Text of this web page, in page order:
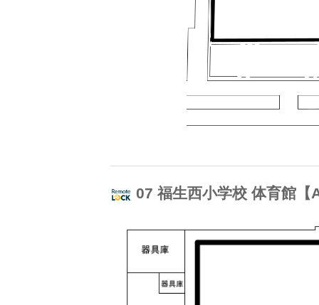
07 福生西小学校 体育館【